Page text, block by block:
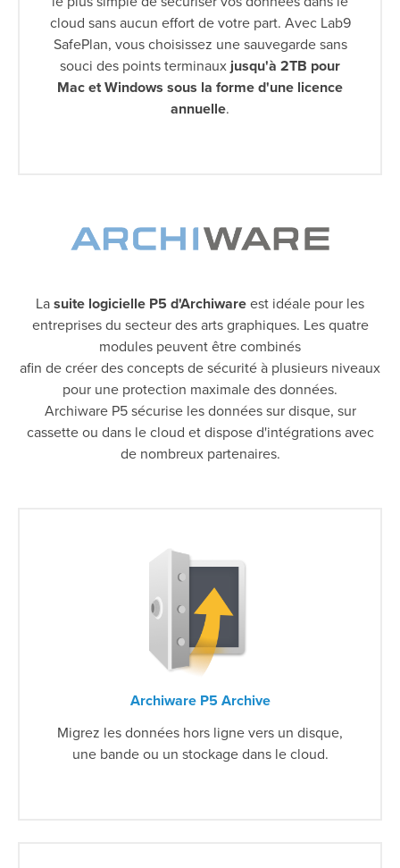
cloud sans aucun effort de votre part. Avec Lab9
SafePlan, vous choisissez une sauvegarde sans
souci des points terminauxjusqu'à 2TB pour
Mac et Windows sous la forme d'une licence
annuelle.
Lasuite logicielle P5 d'Archiwareest idéale pour les
entreprises du secteur des arts graphiques. Les quatre
modules peuvent être combinés
afin de créer des concepts de sécurité à plusieurs niveaux
pour une protection maximale des données.
Archiware P5 sécurise les données sur disque, sur
cassette ou dans le cloud et dispose d'intégrations avec
de nombreux partenaires.
Archiware P5 Archive
Migrez les données hors ligne vers un disque,
une bande ou un stockage dans le cloud.